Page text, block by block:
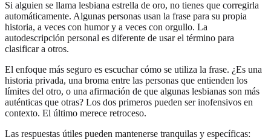
Si alguien se llama lesbiana estrella de oro, no tienes que corregirla
automáticamente. Algunas personas usan la frase para su propia
historia, a veces con humor y a veces con orgullo. La
autodescripción personal es diferente de usar el término para
clasificar a otros.
El enfoque más seguro es escuchar cómo se utiliza la frase. ¿Es una
historia privada, una broma entre las personas que entienden los
límites del otro, o una afirmación de que algunas lesbianas son más
auténticas que otras? Los dos primeros pueden ser inofensivos en
contexto. El último merece retroceso.
Las respuestas útiles pueden mantenerse tranquilas y específicas: